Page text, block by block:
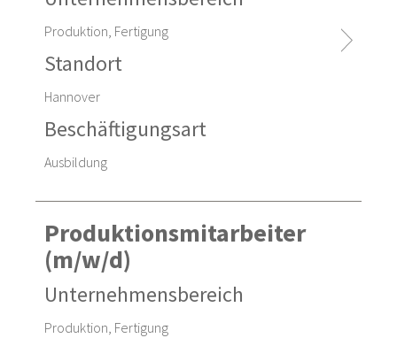
Produktion, Fertigung
Standort
Hannover
Beschäftigungsart
Ausbildung
Produktionsmitarbeiter
(m/w/d)
Unternehmensbereich
Produktion, Fertigung